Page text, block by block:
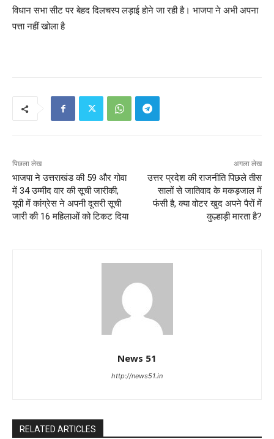
विधान सभा सीट पर बेहद दिलचस्प लड़ाई होने जा रही है। भाजपा ने अभी अपना
पत्ता नहीं खोला है
पिछला लेख
भाजपा ने उत्तराखंड की 59 और गोवा
में 34 उम्मीद वार की सूची जारीकी,
यूपी में कांग्रेस ने अपनी दूसरी सूची
जारी की 16 महिलाओं को टिकट दिया
अगला लेख
उत्तर प्रदेश की राजनीति पिछले तीस
सालों से जातिवाद के मकड़जाल में
फंसी है, क्या वोटर खुद अपने पैरों में
कुल्हाड़ी मारता है?
News 51
http://news51.in
RELATED ARTICLES